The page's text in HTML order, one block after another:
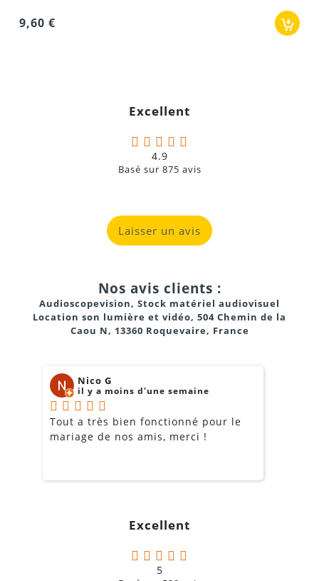
Excellent
4.9
Basé sur 875 avis
Laisser un avis
Nos avis clients :
Audioscopevision, Stock matériel audiovisuel
Location son lumière et vidéo, 504 Chemin de la
Caou N, 13360 Roquevaire, France
Nico G
il y a moins d'une semaine
Tout a très bien fonctionné pour le
mariage de nos amis, merci !
Excellent
5